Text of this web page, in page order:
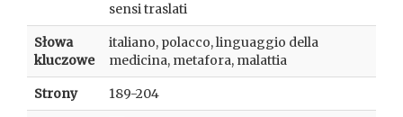
sensi traslati
Słowa
kluczowe
italiano, polacco, linguaggio della
medicina, metafora, malattia
Strony 189-204